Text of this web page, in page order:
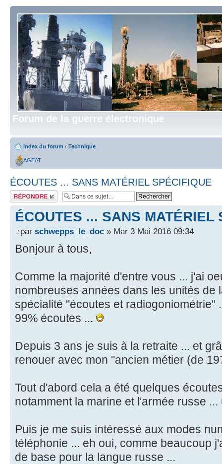
Forum de la guerre électronique
Index du forum ‹ Technique
AGEAT
ÉCOUTES ... SANS MATÉRIEL SPÉCIFIQUE
Répondre
ÉCOUTES ... SANS MATÉRIEL
par schwepps_le_doc » Mar 3 Mai 2016 09:34
Bonjour à tous,
Comme la majorité d'entre vous ... j'ai
nombreuses années dans les unités de
spécialité "écoutes et radiogoniométrie"
99% écoutes ...
Depuis 3 ans je suis à la retraite ... et
renouer avec mon "ancien métier (de
Tout d'abord cela a été quelques
notamment la marine et l'armée russe
Puis je me suis intéressé aux modes
téléphonie ... eh oui, comme beaucoup
de base pour la langue russe ...